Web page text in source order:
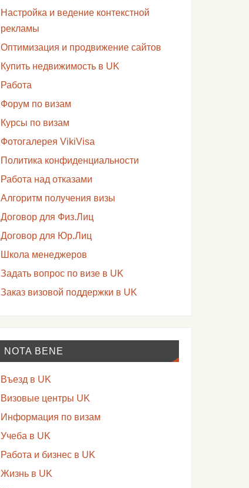
Настройка и ведение контекстной
рекламы
Оптимизация и продвижение сайтов
Купить недвижимость в UK
Работа
Форум по визам
Курсы по визам
Фотогалерея VikiVisa
Политика конфиденциальности
Работа над отказами
Алгоритм получения визы
Договор для Физ.Лиц
Договор для Юр.Лиц
Школа менеджеров
Задать вопрос по визе в UK
Заказ визовой поддержки в UK
NOTA BENE
Въезд в UK
Визовые центры UK
Информация по визам
Учеба в UK
Работа и бизнес в UK
Жизнь в UK